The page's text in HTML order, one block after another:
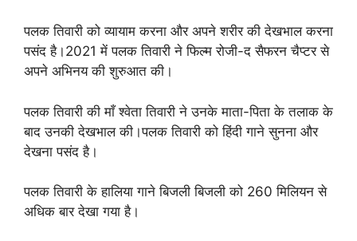
पलक तिवारी को व्यायाम करना और अपने शरीर की देखभाल करना
पसंद है।2021 में पलक तिवारी ने फिल्म रोजी-द सैफरन चैप्टर से
अपने अभिनय की शुरुआत की।
पलक तिवारी की माँ श्वेता तिवारी ने उनके माता-पिता के तलाक के
बाद उनकी देखभाल की।पलक तिवारी को हिंदी गाने सुनना और
देखना पसंद है।
पलक तिवारी के हालिया गाने बिजली बिजली को 260 मिलियन से
अधिक बार देखा गया है।